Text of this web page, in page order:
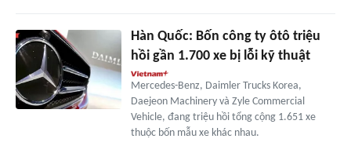
Hàn Quốc: Bốn công ty ôtô triệu
hồi gần 1.700 xe bị lỗi kỹ thuật
Mercedes-Benz, Daimler Trucks Korea,
Daejeon Machinery và Zyle Commercial
Vehicle, đang triệu hồi tổng cộng 1.651 xe
thuộc bốn mẫu xe khác nhau.